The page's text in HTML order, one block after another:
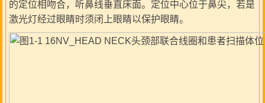
的定位相吻合，听鼻线垂直床面。定位中心位于鼻尖，若是
激光灯经过眼睛时须闭上眼睛以保护眼睛。